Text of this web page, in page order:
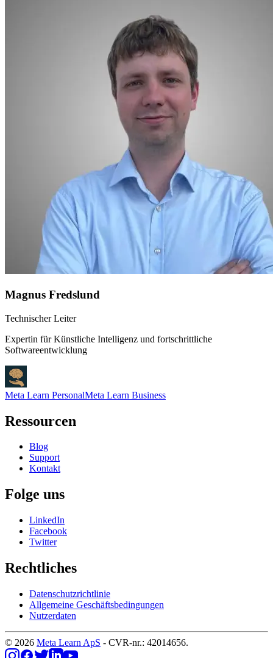
Magnus Fredslund
Technischer Leiter
Expertin für Künstliche Intelligenz und fortschrittliche
Softwareentwicklung
Meta Learn PersonalMeta Learn Business
Ressourcen
Blog
Support
Kontakt
Folge uns
LinkedIn
Facebook
Twitter
Rechtliches
Datenschutzrichtlinie
Allgemeine Geschäftsbedingungen
Nutzerdaten
© 2026 Meta Learn ApS - CVR-nr.: 42014656.